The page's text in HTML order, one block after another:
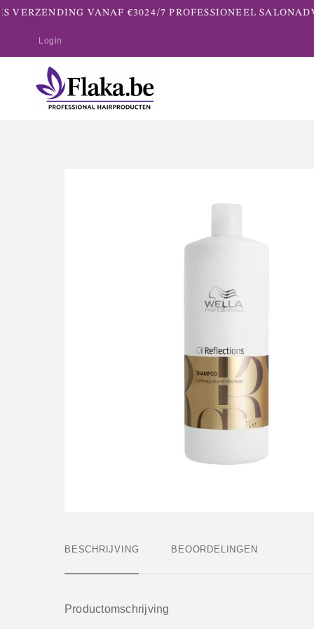
VERZENDING VANAF €3024/7 PROFESSIONEEL
Login
BESCHRIJVING BEOORDELINGEN
Productomschrijving